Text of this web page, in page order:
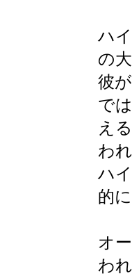
ハ
の
彼
で
え
わ
ハ
的
オ
わ